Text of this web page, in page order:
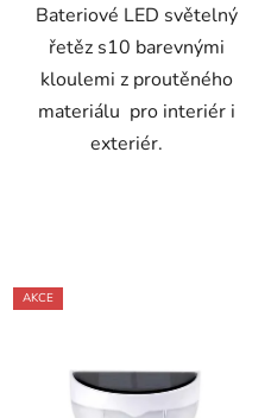
Bateriové LED světelný
řetěz s10 barevnými
kloulemi z proutěného
materiálu pro interiér i
exteriér.
AKCE